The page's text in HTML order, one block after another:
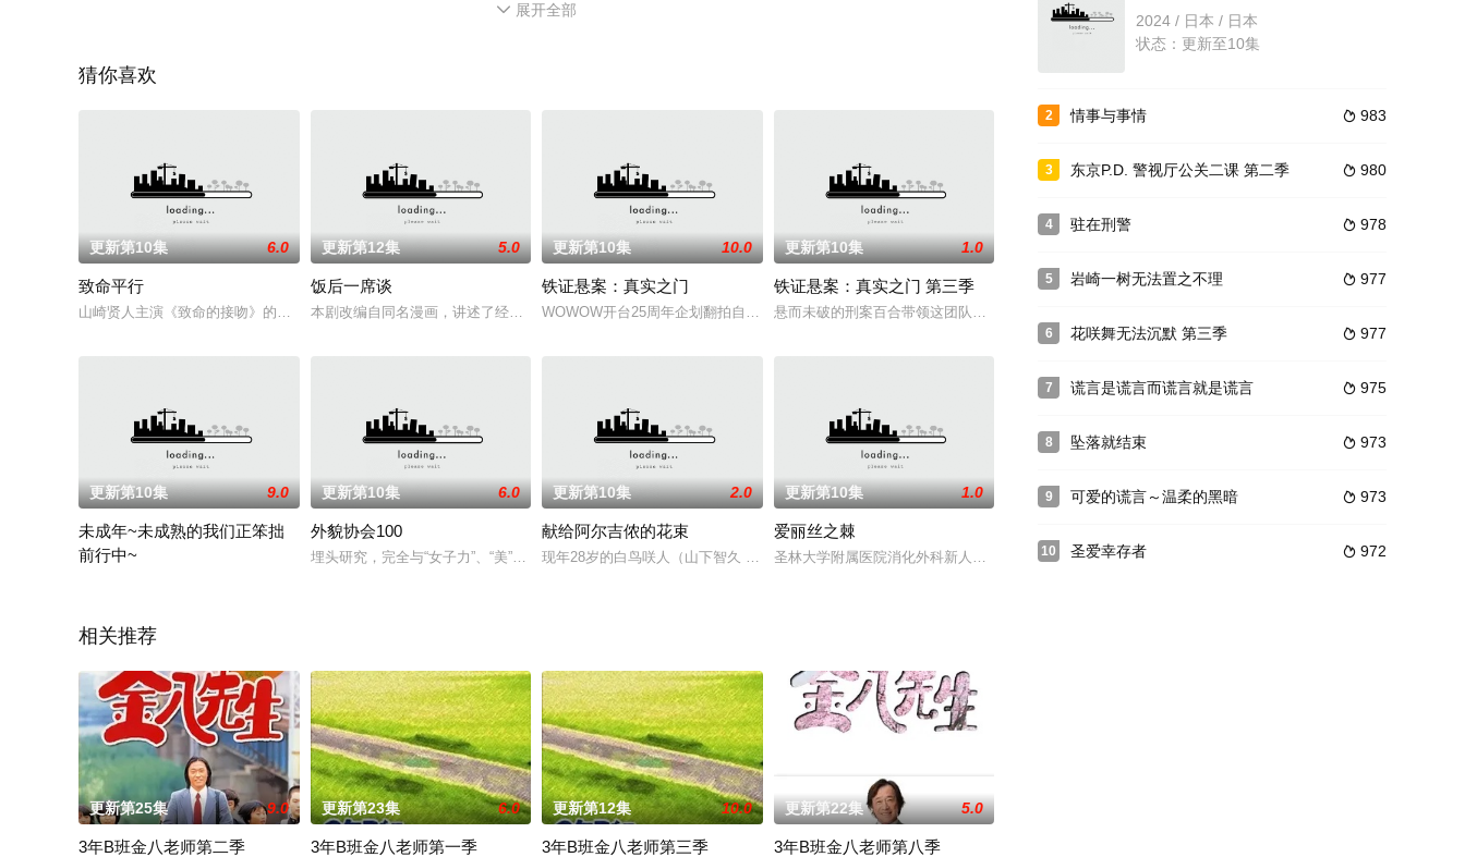
看高清未删减完整版电视剧全集就上天堂电影网，热播电视剧提前免费观看，更多剧情信息可移步至豆瓣电视剧、电视猫或剧情网等平台
 展开全部
猜你喜欢
更新第10集 6.0
致命平行
山崎贤人主演《致命的接吻》的平行世界剧集《致命平行》。因接吻而死，穿越回7天前获得重生，但
更新第12集 5.0
饭后一席谈
本剧改编自同名漫画，讲述了经营静静伫立在小巷里的料理店·一香轩的店主，和有着各种烦恼的客人
更新第10集 10.0
铁证悬案：真实之门
WOWOW开台25周年企划翻拍自人气同名美剧《铁证悬案（Cold Case）》，日本版将原
更新第10集 1.0
铁证悬案：真实之门 第三季
悬而未破的刑案百合带领这团队解开这些尘封已久却令人悲伤的刑案背后故事，并将真凶捉出还受害者
更新第10集 9.0
未成年~未成熟的我们正笨拙
前行中~
更新第10集 6.0
外貌协会100
埋头研究，完全与“女子力”、“美”无关的理科女子城之内纯（桐谷美玲 饰），每天埋头于研究，
更新第10集 2.0
献给阿尔吉侬的花束
现年28岁的白鸟咲人（山下智久 饰）供职于名为“Dream Flower Service”
更新第10集 1.0
爱丽丝之棘
圣林大学附属医院消化外科新人水野明日美（上野树里 饰）不苟言笑，沉稳冷峻，毫无表情地注视着
相关推荐
更新第25集 9.0
3年B班金八老师第二季
更新第23集 6.0
3年B班金八老师第一季
更新第12集 10.0
3年B班金八老师第三季
更新第22集 5.0
3年B班金八老师第八季
2024 / 日本 / 日本
状态：更新至10集
2  983
情事与事情
3  980
东京P.D. 警视厅公关二课 第二季
4  978
驻在刑警
5  977
岩崎一树无法置之不理
6  977
花咲舞无法沉默 第三季
7  975
谎言是谎言而谎言就是谎言
8  973
坠落就结束
9  973
可爱的谎言～温柔的黑暗
10  972
圣爱幸存者